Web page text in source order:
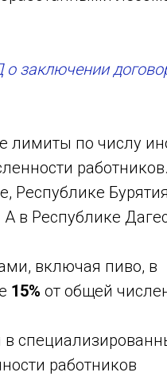
заключении
лимиты по числу
Республике
в Республике
включая пиво, в
15% от общей
работников